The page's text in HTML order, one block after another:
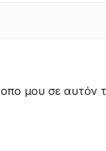
μου σε